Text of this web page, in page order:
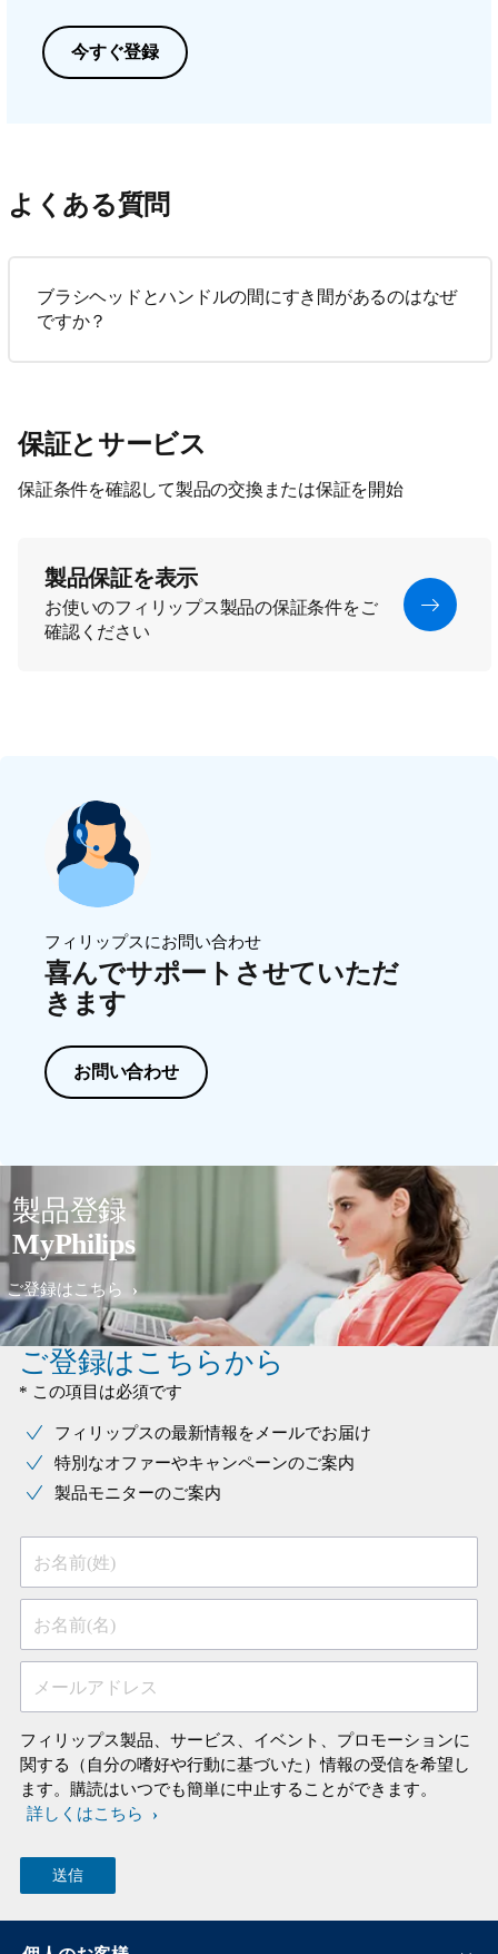
今すぐ登録
よくある質問
ブラシヘッドとハンドルの間にすき間があるのはなぜ
ですか？
保証とサービス
保証条件を確認して製品の交換または保証を開始
製品保証を表示
お使いのフィリップス製品の保証条件をご
確認ください
フィリップスにお問い合わせ
喜んでサポートさせていただ
きます
お問い合わせ
製品登録
MyPhilips
ご登録はこちら
ご登録はこちらから
* この項目は必須です
フィリップスの最新情報をメールでお届け
特別なオファーやキャンペーンのご案内
製品モニターのご案内
お名前(姓)
お名前(名)
メールアドレス
フィリップス製品、サービス、イベント、プロモーションに
関する（自分の嗜好や行動に基づいた）情報の受信を希望し
ます。購読はいつでも簡単に中止することができます。
詳しくはこちら